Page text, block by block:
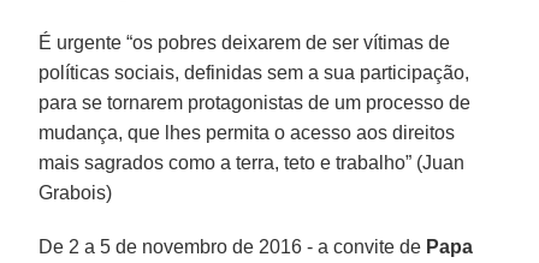
É urgente “os pobres deixarem de ser vítimas de
políticas sociais, definidas sem a sua participação,
para se tornarem protagonistas de um processo de
mudança, que lhes permita o acesso aos direitos
mais sagrados como a terra, teto e trabalho” (Juan
Grabois)
De 2 a 5 de novembro de 2016 - a convite de Papa